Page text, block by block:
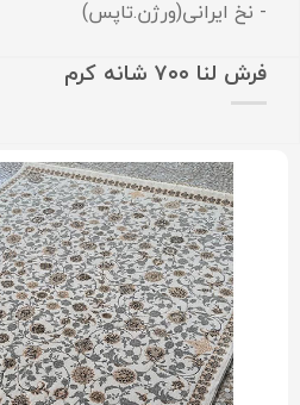
- نخ ایرانی(ورژن.تاپس)
فرش لنا ۷۰۰ شانه کرم